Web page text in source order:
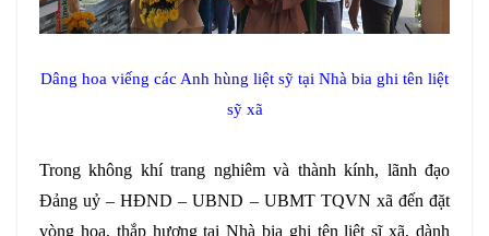
Dâng hoa viếng các Anh hùng liệt sỹ tại Nhà bia ghi tên liệt
sỹ xã
Trong không khí trang nghiêm và thành kính, lãnh đạo
Đảng uỷ – HĐND – UBND – UBMT TQVN xã đến đặt
vòng hoa, thắp hương tại Nhà bia ghi tên liệt sĩ xã, dành